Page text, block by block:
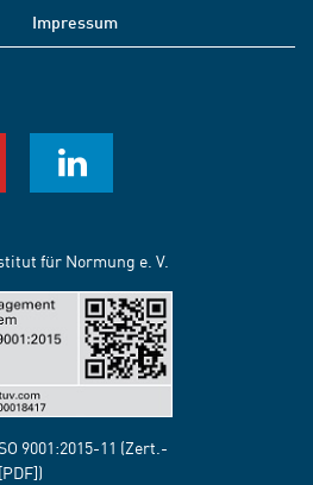
Impressum
für Normung e. V.
9001:2015-11 (Zert.-
[PDF])